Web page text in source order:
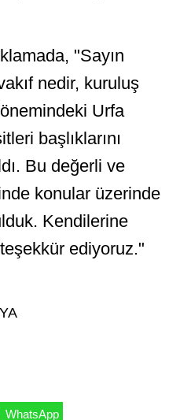
"Sayın
nedir, kuruluş
Urfa
başlıklarını
Bu değerli ve
konular üzerinde
Kendilerine
teşekkür ediyoruz."
WhatsApp